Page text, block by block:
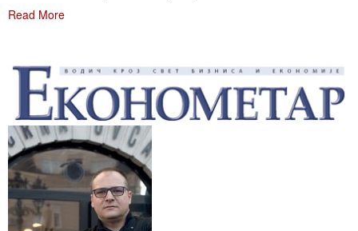
Read More